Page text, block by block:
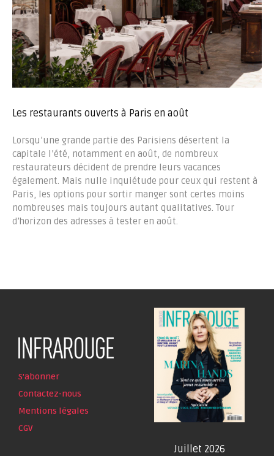
Les restaurants ouverts à Paris en août
Lorsqu’une grande partie des Parisiens désertent la
capitale l’été, notamment en août, de nombreux
restaurateurs décident de prendre leurs vacances
également. Mais nulle inquiétude pour ceux qui restent à
Paris, les options pour sortir manger sont certes moins
nombreuses mais toujours autant qualitatives. Tour
d’horizon des adresses à tester en août.
S'abonner
Contactez-nous
Mentions légales
CGV
Juillet 2026